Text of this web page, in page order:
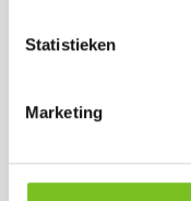
Statistieken
Marketing(ivoor)